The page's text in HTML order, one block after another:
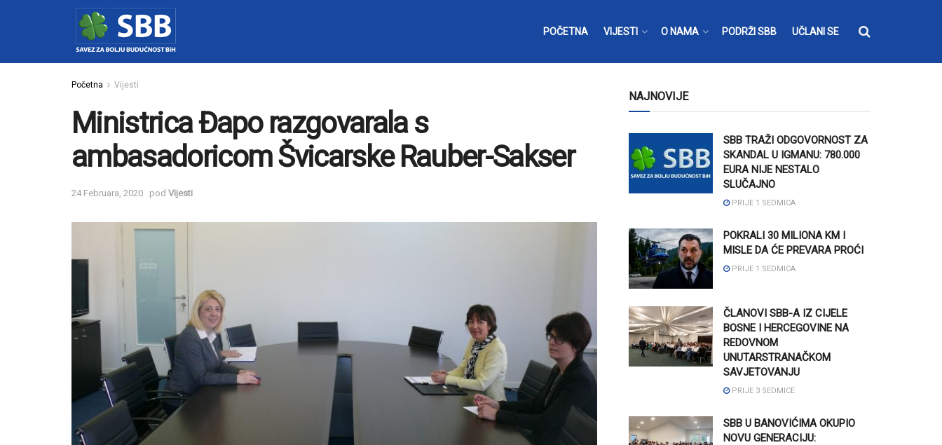
POČETNA VIJESTI O NAMA PODRŽI SBB UČLANI SE
Početna Vijesti
Ministrica Đapo razgovarala s
ambasadoricom Švicarske Rauber-Sakser
24 Februara, 2020 pod Vijesti
NAJNOVIJE
SBB TRAŽI ODGOVORNOST ZA
SKANDAL U IGMANU: 780.000
EURA NIJE NESTALO
SLUČAJNO
PRIJE 1 SEDMICA
POKRALI 30 MILIONA KM I
MISLE DA ĆE PREVARA PROĆI
PRIJE 1 SEDMICA
ČLANOVI SBB-A IZ CIJELE
BOSNE I HERCEGOVINE NA
REDOVNOM
UNUTARSTRANAČKOM
SAVJETOVANJU
PRIJE 3 SEDMICE
SBB U BANOVIĆIMA OKUPIO
NOVU GENERACIJU: